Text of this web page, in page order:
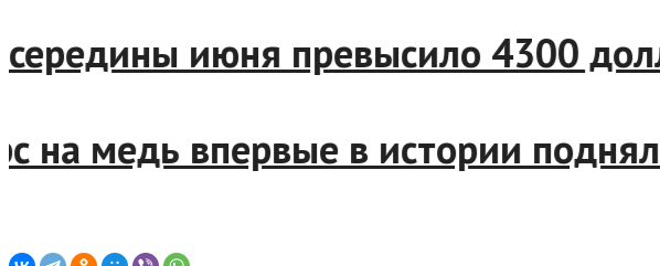
с середины июня превысило 4300
на медь впервые в истории